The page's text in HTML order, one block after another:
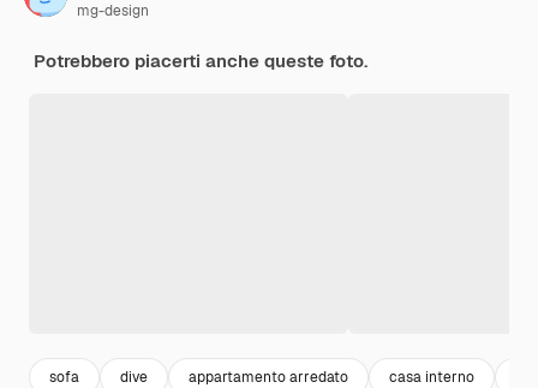
mg-design
Potrebbero piacerti anche queste foto.
sofa dive appartamento arredato casa interno